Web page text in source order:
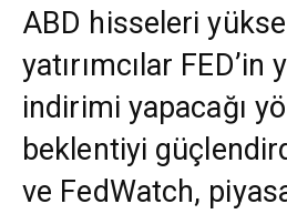
ABD hisseleri
yatırımcılar FED’in
indirimi yapacağı
beklentiyi
ve FedWatch,